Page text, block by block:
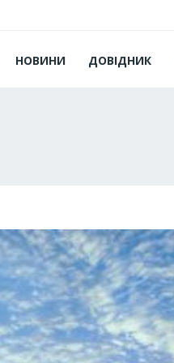
НОВИНИ ДОВІДНИК